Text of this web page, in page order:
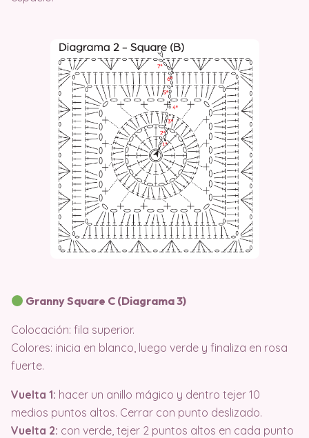
Granny Square C (Diagrama 3)
Colocación: fila superior.
Colores: inicia en blanco, luego verde y finaliza en rosa
fuerte.
Vuelta 1: hacer un anillo mágico y dentro tejer 10
medios puntos altos. Cerrar con punto deslizado.
Vuelta 2: con verde, tejer 2 puntos altos en cada punto